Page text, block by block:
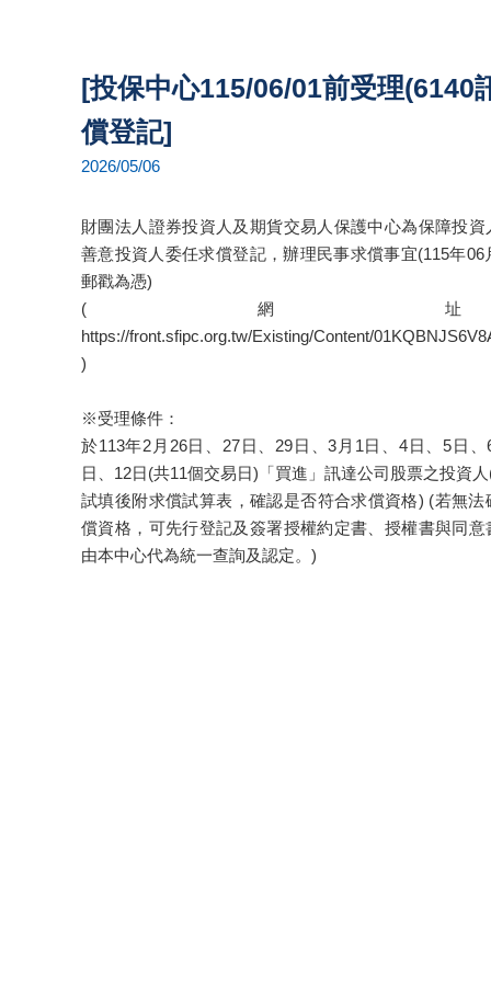
[投保中心115/06/01前受理(6140
償登記]
2026/05/06
財團法人證券投資人及期貨交易人保護中心為保障投
善意投資人委任求償登記，辦理民事求償事宜(115年06
郵戳為憑)
(網
https://front.sfipc.org.tw/Existing/Content/
)
※受理條件：
於113年2月26日、27日、29日、3月1日、4日、5日
日、12日(共11個交易日)「買進」訊達公司股票之投資
試填後附求償試算表，確認是否符合求償資格) (若無
償資格，可先行登記及簽署授權約定書、授權書與同
由本中心代為統一查詢及認定。)